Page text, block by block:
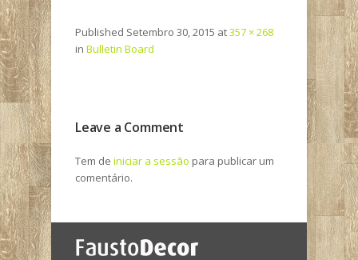
Published Setembro 30, 2015 at357 × 268
in Bulletin Board
Leave a Comment
Tem de iniciar a sessão para publicar um
comentário.